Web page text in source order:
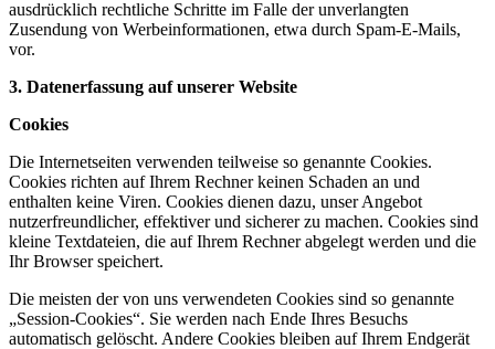
ausdrücklich rechtliche Schritte im Falle der unverlangten
Zusendung von Werbeinformationen, etwa durch Spam-E-Mails,
vor.
3. Datenerfassung auf unserer Website
Cookies
Die Internetseiten verwenden teilweise so genannte Cookies.
Cookies richten auf Ihrem Rechner keinen Schaden an und
enthalten keine Viren. Cookies dienen dazu, unser Angebot
nutzerfreundlicher, effektiver und sicherer zu machen. Cookies sind
kleine Textdateien, die auf Ihrem Rechner abgelegt werden und die
Ihr Browser speichert.
Die meisten der von uns verwendeten Cookies sind so genannte
„Session-Cookies“. Sie werden nach Ende Ihres Besuchs
automatisch gelöscht. Andere Cookies bleiben auf Ihrem Endgerät